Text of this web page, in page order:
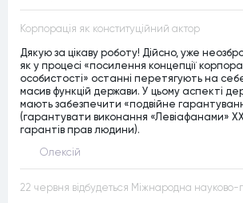
Корпорація як конституційний актор
Дякую за цікаву роботу! Дійсно, уже
як у процесі «посилення концепції
особистості» останні перетягують на
масив функцій держави. У цьому аспекті
мають забезпечити «подвійне
(гарантувати виконання «Левіафанами»
гарантів прав людини).
Олексій